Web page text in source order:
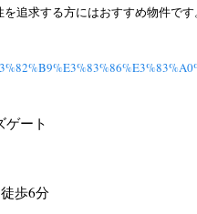
追求する方にはおすすめ物件です。
ゲート
歩6分